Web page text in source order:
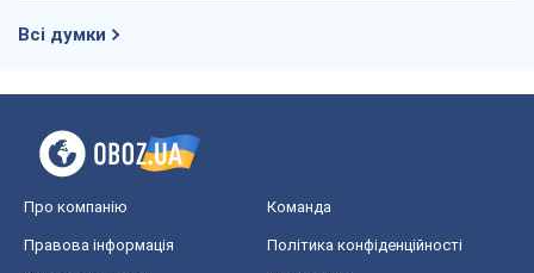
Всі думки
Про компанію Команда
Правова інформація Політика конфіденційності